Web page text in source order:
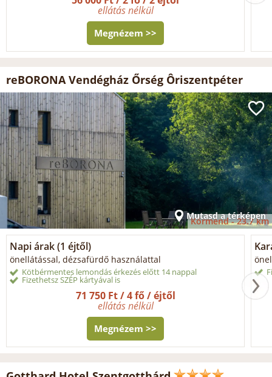
ellátás nélkül
Megnézem >>
reBORONA Vendégház Őrség Ôriszentpéter
Mutasd a térképen
Körmend -23.7 km
Napi árak (1 éjtől)
önellátással, dézsafürdő használattal
Kötbérmentes lemondás érkezés előtt 14 nappal
Fizethetsz SZÉP kártyával is
71 750 Ft / 4 fő / éjtől
ellátás nélkül
Megnézem >>